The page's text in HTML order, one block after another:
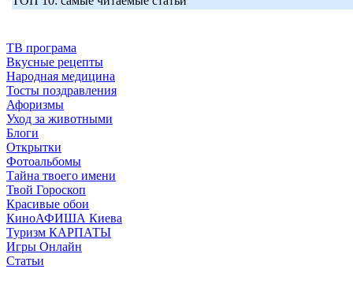
ТВ програма
Вкусные рецепты
Народная медицина
Тосты поздравления
Афоризмы
Уход за животными
Блоги
Открытки
Фотоальбомы
Тайна твоего имени
Твой Гороскоп
Красивые обои
КиноАФИША Киева
Туризм КАРПАТЫ
Игры Онлайн
Статьи